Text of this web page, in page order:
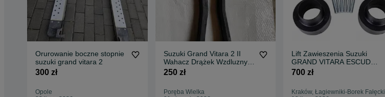
Orurowanie boczne stopnie
suzuki grand vitara 2
300 zł
Opole
Suzuki Grand Vitara 2 II
Wahacz Drążek Wzdluzny
Tył Oryginal
250 zł
Poręba Wielka
Lift Zawieszenia Suzuki
GRAND VITARA ESCUDO
2005--2016
700 zł
Kraków, Łagiewniki-Borek Fałęcki